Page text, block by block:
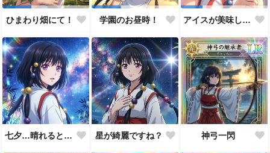
ひまわり畑にて！ 学園のお昼時！ アイスが美味しい季節です
七夕…晴れると良いなぁ。 星が綺麗ですね？ 神弓一閃